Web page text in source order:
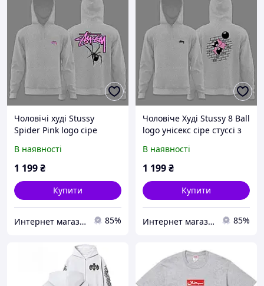
Чоловічі худі Stussy
Spider Pink logo сіре
стуссі з павуком рожевий
принт
В наявності
1 199₴
Купити
Интернет магазин Dr Style 85%
Чоловіче Худі Stussy 8 Ball
logo унісекс сіре стуссі з
капюшоном
В наявності
1 199₴
Купити
Интернет магазин Dr Style 85%